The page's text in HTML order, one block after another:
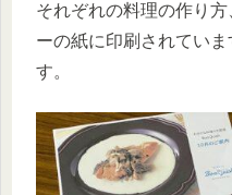
それぞれの料理の作り
ーの紙に印刷されてい
す。